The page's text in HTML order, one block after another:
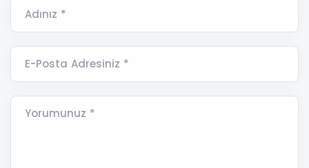
Adınız *
E-Posta Adresiniz *
Yorumunuz *